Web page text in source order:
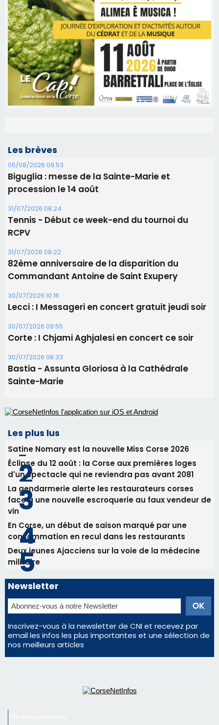
Les brèves
05/08/2026 09:53
Biguglia : messe de la Sainte-Marie et
procession le 14 août
31/07/2026 08:24
Tennis - Début ce week-end du tournoi du
RCPV
31/07/2026 08:22
82ème anniversaire de la disparition du
Commandant Antoine de Saint Exupery
30/07/2026 10:16
30/07/2026 09:55
Corte : I Chjami Aghjalesi en concert ce soir
30/07/2026 08:33
Bastia - Assunta Gloriosa à la Cathédrale
Sainte-Marie
Les plus lus
Satine Nomary est la nouvelle Miss Corse 2026
Éclipse du 12 août : la Corse aux premières loges
d'un spectacle qui ne reviendra pas avant 2081
La gendarmerie alerte les restaurateurs corses
face à une nouvelle escroquerie au faux vendeur de
vin
En Corse, un début de saison marqué par une
consommation en recul dans les restaurants
Deux jeunes Ajacciens sur la voie de la médecine